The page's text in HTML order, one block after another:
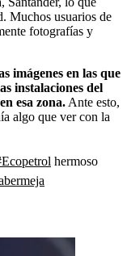
Muchos usuarios de
fotografías y
imágenes en las que
instalaciones del
esa zona. Ante esto,
algo que ver con la
hermoso